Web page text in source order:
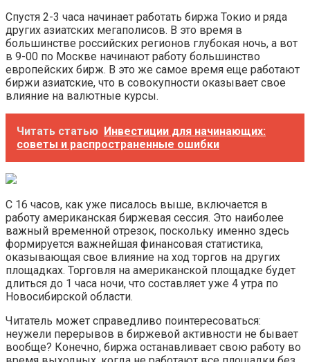
Спустя 2-3 часа начинает работать биржа Токио и ряда
других азиатских мегаполисов. В это время в
большинстве российских регионов глубокая ночь, а вот
в 9-00 по Москве начинают работу большинство
европейских бирж. В это же самое время еще работают
биржи азиатские, что в совокупности оказывает свое
влияние на валютные курсы.
Читать статью Инвестиции для начинающих:
советы и распространенные ошибки
С 16 часов, как уже писалось выше, включается в
работу американская биржевая сессия. Это наиболее
важный временной отрезок, поскольку именно здесь
формируется важнейшая финансовая статистика,
оказывающая свое влияние на ход торгов на других
площадках. Торговля на американской площадке будет
длиться до 1 часа ночи, что составляет уже 4 утра по
Новосибирской области.
Читатель может справедливо поинтересоваться:
неужели перерывов в биржевой активности не бывает
вообще? Конечно, биржа останавливает свою работу во